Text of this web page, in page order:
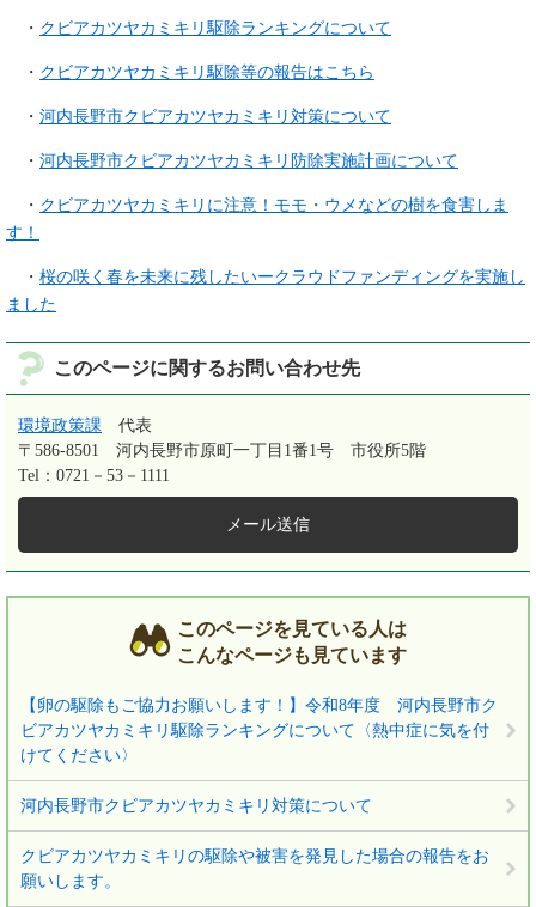
・ クビアカツヤカミキリ駆除ランキングについて
・ クビアカツヤカミキリ駆除等の報告はこちら
・ 河内長野市クビアカツヤカミキリ対策について
・ 河内長野市クビアカツヤカミキリ防除実施計画について
・ クビアカツヤカミキリに注意！モモ・ウメなどの樹を食害しま
す！
・ 桜の咲く春を未来に残したいークラウドファンディングを実施し
ました
このページに関するお問い合わせ先
環境政策課
代表
〒586-8501
河内長野市原町一丁目1番1号 市役所5階
Tel：0721－53－1111
メール送信
このページを見ている人は
こんなページも見ています
【卵の駆除もご協力お願いします！】令和8年度 河内長野市ク
ビアカツヤカミキリ駆除ランキングについて〈熱中症に気を付
けてください〉
河内長野市クビアカツヤカミキリ対策について
クビアカツヤカミキリの駆除や被害を発見した場合の報告をお
願いします。